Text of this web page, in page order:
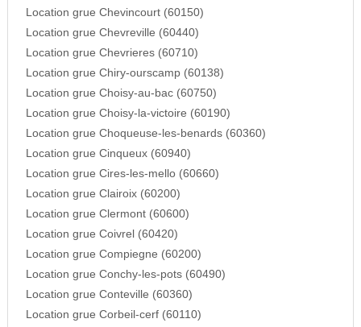
Location grue Chevincourt (60150)
Location grue Chevreville (60440)
Location grue Chevrieres (60710)
Location grue Chiry-ourscamp (60138)
Location grue Choisy-au-bac (60750)
Location grue Choisy-la-victoire (60190)
Location grue Choqueuse-les-benards (60360)
Location grue Cinqueux (60940)
Location grue Cires-les-mello (60660)
Location grue Clairoix (60200)
Location grue Clermont (60600)
Location grue Coivrel (60420)
Location grue Compiegne (60200)
Location grue Conchy-les-pots (60490)
Location grue Conteville (60360)
Location grue Corbeil-cerf (60110)